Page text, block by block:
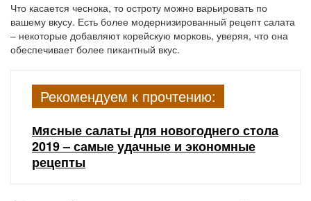
Что касается чеснока, то остроту можно варьировать по
вашему вкусу. Есть более модернизированный рецепт салата
– некоторые добавляют корейскую морковь, уверяя, что она
обеспечивает более пикантный вкус.
Рекомендуем к прочтению:
Мясные салаты для новогоднего стола
2019 – самые удачные и экономные
рецепты